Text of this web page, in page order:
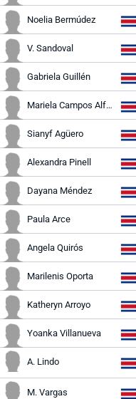
Noelia Bermúdez
V. Sandoval
Gabriela Guillén
Mariela Campos Alfaro
Sianyf Agüero
Alexandra Pinell
Dayana Méndez
Paula Arce
Angela Quirós
Marilenis Oporta
Katheryn Arroyo
Yoanka Villanueva
A. Lindo
M. Vargas